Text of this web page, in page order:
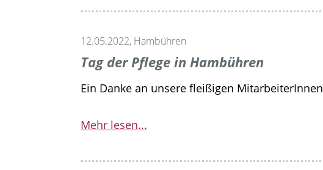
12.05.2022, Hambühren
Tag der Pflege in Hambühren
Ein Danke an unsere fleißigen MitarbeiterInnen
Mehr lesen...